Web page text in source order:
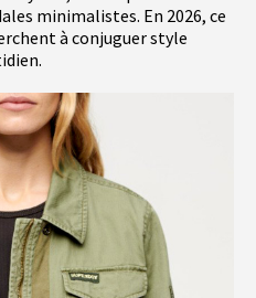
minimalistes. En 2026, ce
à conjuguer style